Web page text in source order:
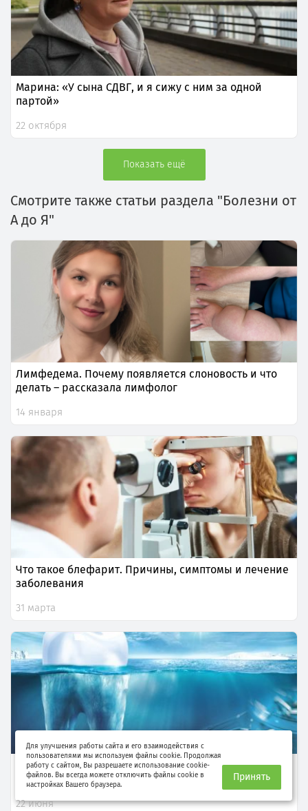
Марина: «У сына СДВГ, и я сижу с ним за одной
партой»
22 октября
Показать ещё
Смотрите также статьи раздела "Болезни от
А до Я"
Лимфедема. Почему появляется слоновость и что
делать – рассказала лимфолог
14 января
Что такое блефарит. Причины, симптомы и лечение
заболевания
31 марта
Как понять что у вас кариес?
22 июня
Для улучшения работы сайта и его взаимодействия с
пользователями мы используем файлы cookie. Продолжая
работу с сайтом, Вы разрешаете использование cookie-
файлов. Вы всегда можете отключить файлы cookie в
настройках Вашего браузера.
Принять